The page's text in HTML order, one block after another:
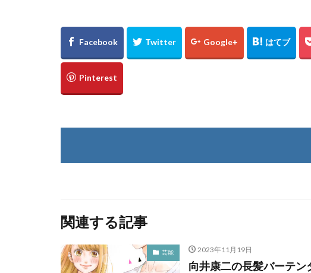
関連する記事
芸能 2023年11月19日
向井康二の長髪バーテ